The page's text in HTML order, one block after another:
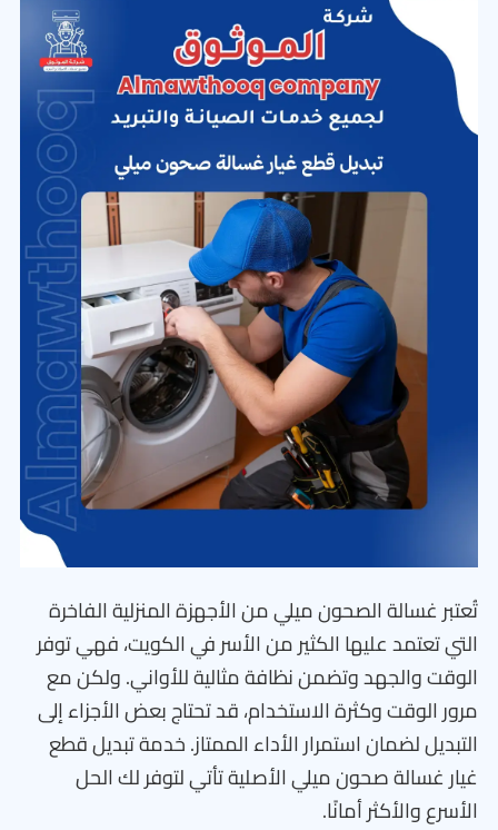
تُعتبر غسالة الصحون ميلي من الأجهزة المنزلية الفاخرة
التي تعتمد عليها الكثير من الأسر في الكويت، فهي توفر
الوقت والجهد وتضمن نظافة مثالية للأواني. ولكن مع
مرور الوقت وكثرة الاستخدام، قد تحتاج بعض الأجزاء إلى
التبديل لضمان استمرار الأداء الممتاز. خدمة تبديل قطع
غيار غسالة صحون ميلي الأصلية تأتي لتوفر لك الحل
الأسرع والأكثر أمانًا.